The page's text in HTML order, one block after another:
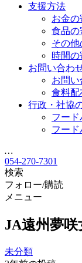
支援方法
お金の
食品の
その
時間の
お問い合わ
お問
食料
行政・社協
フード
フー
…
054-270-7301
検索
フォロー/購読
メニュー
JA遠州夢
未分類